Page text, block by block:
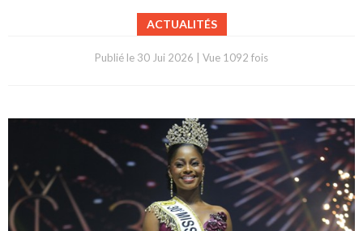
ACTUALITÉS
Publié le 30 Jui 2026 Vue 1092 fois